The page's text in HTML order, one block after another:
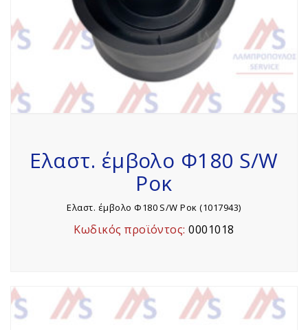
Ελαστ. έμβολο Φ180 S/W
Ροκ
Ελαστ. έμβολο Φ180 S/W Ροκ (1017943)
Κωδικός προϊόντος:0001018